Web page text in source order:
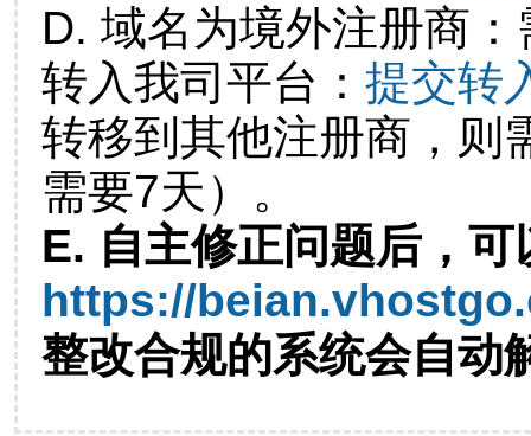
D. 域名为境外注册商
转入我司平台： 提交转
转移到其他注册商，则
需要7天）。
E. 自主修正问题后，可
https://
整改合规的系统会自动